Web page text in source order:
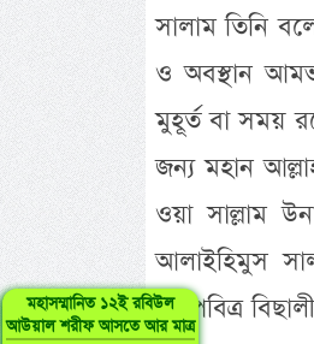
মহাসম্মানিত ১২ই রবিউল
আউয়াল শরীফ আসতে আর মাত্র
সালাম তিনি
ও অবস্থান
মুহূর্ত বা সময়
জন্য মহান
ওয়া সাল্লাম
আলাইহিমুস
মহাপবিত্র